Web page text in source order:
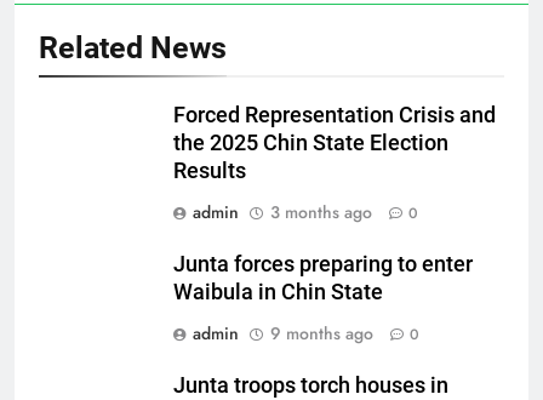
Related News
Forced Representation Crisis and
the 2025 Chin State Election
Results
admin
3 months ago 0
Junta forces preparing to enter
Waibula in Chin State
admin
9 months ago 0
Junta troops torch houses in